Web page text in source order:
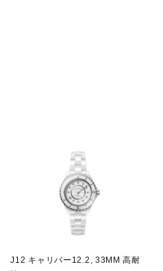
J12 キャリバー12.2, 33MM 高耐